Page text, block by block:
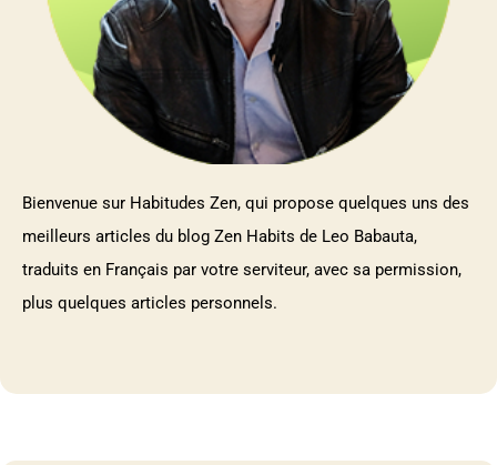
Bienvenue sur Habitudes Zen, qui propose quelques uns des
meilleurs articles du blog Zen Habits de Leo Babauta,
traduits en Français par votre serviteur, avec sa permission,
plus quelques articles personnels.